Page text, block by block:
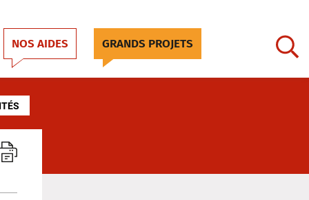
NOS AIDES GRANDS PROJETS